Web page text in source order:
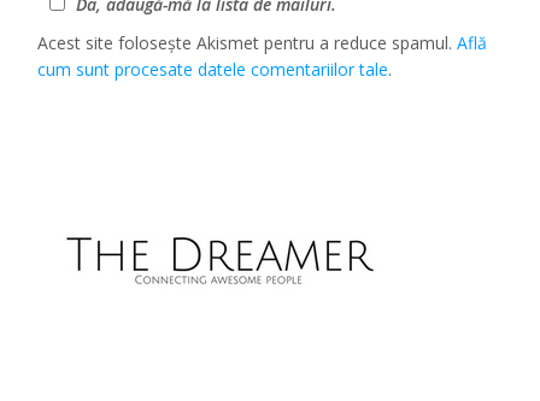
Acest site folosește Akismet pentru a reduce spamul.Află
cum sunt procesate datele comentariilor tale.